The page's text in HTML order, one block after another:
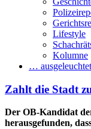
Lifestyle
Kolumne
… ausgeleuchtet
Zahlt die Stadt
Der OB-Kandidat
herausgefunden,